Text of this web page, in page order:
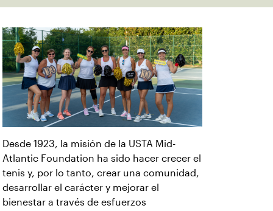
Desde 1923, la misión de la USTA Mid-
Atlantic Foundation ha sido hacer crecer el
tenis y, por lo tanto, crear una comunidad,
desarrollar el carácter y mejorar el
bienestar a través de esfuerzos